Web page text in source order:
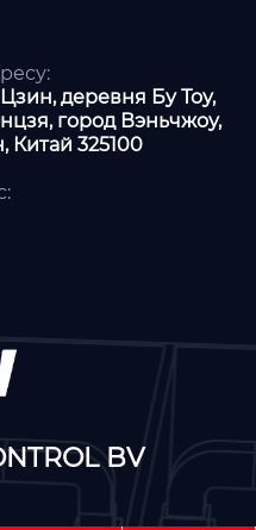
деревня Бу Тоу,
город Вэньчжоу,
325100
BV